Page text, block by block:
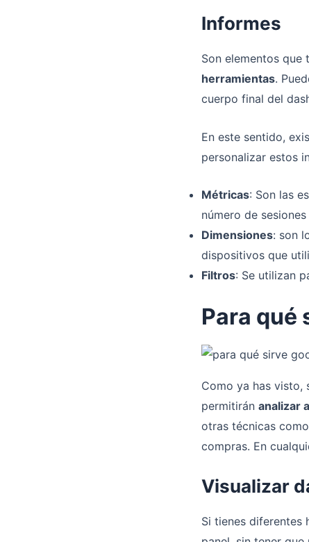
Informes
Son elementos que
herramientas.
cuerpo final del
En este sentido,
personalizar estos
Métricas: Son las
número de
Dimensiones: son
dispositivos que
Filtros: Se utilizan
Para qué
Como ya has visto,
permitirán analizar
otras técnicas
compras. En
Visualizar
Si tienes diferentes